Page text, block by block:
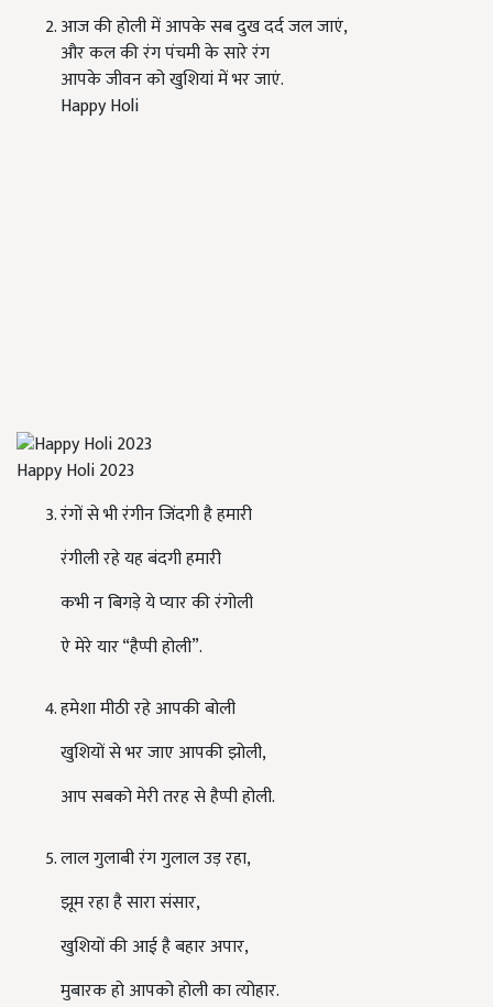
आज की होली में आपके सब दुख दर्द जल जाएं,
और कल की रंग पंचमी के सारे रंग
आपके जीवन को खुशियां में भर जाएं.
Happy Holi
Happy Holi 2023
रंगों से भी रंगीन जिंदगी है हमारी
रंगीली रहे यह बंदगी हमारी
कभी न बिगड़े ये प्यार की रंगोली
ऐ मेरे यार“हैप्पी होली”.
हमेशा मीठी रहे आपकी बोली
खुशियों से भर जाए आपकी झोली,
आप सबको मेरी तरह से हैप्पी होली.
लाल गुलाबी रंग गुलाल उड़ रहा,
झूम रहा है सारा संसार,
खुशियों की आई है बहार अपार,
मुबारक हो आपको होली का त्योहार.